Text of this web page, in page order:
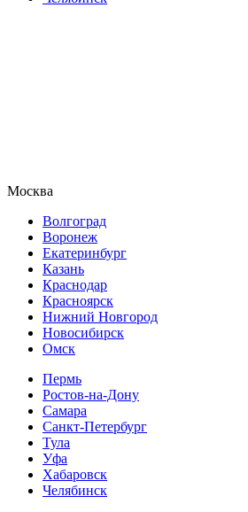
Москва
Волгоград
Воронеж
Екатеринбург
Казань
Краснодар
Красноярск
Нижний Новгород
Новосибирск
Омск
Пермь
Ростов-на-Дону
Самара
Санкт-Петербург
Тула
Уфа
Хабаровск
Челябинск